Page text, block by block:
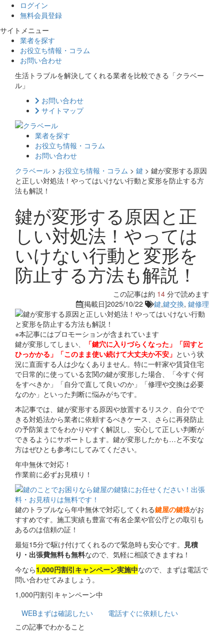
ログイン
無料会員登録
サイトメニュー
業者を探す
お役立ち情報・コラム
お問い合わせ
生活トラブルを解決してくれる業者を比較できる「クラベー
ル」
お問い合わせ
サイトマップ
業者を探す
お役立ち情報・コラム
お問い合わせ
クラベール > お役立ち情報・コラム > 鍵 > 鍵が変形する原因
と正しい対処法！やってはいけない行動と変形を防止する方
法も解説！
鍵が変形する原因と正
しい対処法！やっては
いけない行動と変形を
防止する方法も解説！
この記事は約 14 分で読めます
[掲載日]2025/10/22
鍵,鍵交換, 鍵修理
※本記事にはプロモーションが含まれています
鍵が変形してしまい、
「鍵穴に入りづらくなった」「回すと
ひっかかる」「このまま使い続けて大丈夫か不安」 という状
況に直面する人は少なくありません。特に一軒家や賃貸住宅
で日常的に使っている玄関の鍵が変形した場合、「今すぐ何
をすべきか」「自分で直して良いのか」「修理や交換は必要
なのか」といった判断に悩みがちです。
本記事では、鍵が変形する原因や放置するリスク、自分でで
きる対処法から業者に依頼するべきケース、さらに再発防止
の予防策までをわかりやすく解説し、安心して正しい判断が
できるようにサポートします。鍵が変形したかも…と不安な
方はぜひとも参考にしてみてください。
年中無休で対応！
作業前に必ずお見積り！
鍵のトラブルなら年中無休で対応してくれる鍵屋の鍵猿がお
すすめです。施工実績も豊富で有名企業や官公庁との取引も
あるのは信頼の証！
最短15分で駆け付けてくれるので緊急時も安心です。 見積
り・出張費無料も無料なので、気軽に相談できますね！
今なら1,000円割引キャンペーン実施中なので、まずは電話で
問い合わせてみましょう。
1,000円割引キャンペーン中
WEBまずは確認したい 電話すぐに依頼したい
この記事でわかること